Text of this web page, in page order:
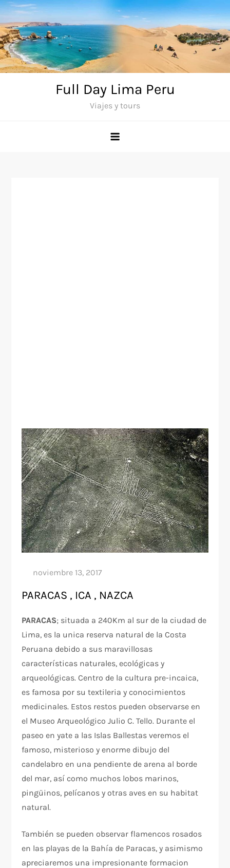
Saltar
al
contenido
Full Day Lima Peru
Viajes y tours
PARACAS , ICA , NAZCA
PARACAS; situada a 240Km al sur de la ciudad de
Lima, es la unica reserva natural de la Costa
Peruana debido a sus maravillosas
características naturales, ecológicas y
arqueológicas. Centro de la cultura pre-incaica,
es famosa por su textileria y conocimientos
medicinales. Estos restos pueden observarse en
el Museo Arqueológico Julio C. Tello. Durante el
paseo en yate a las Islas Ballestas veremos el
famoso, misterioso y enorme dibujo del
candelabro en una pendiente de arena al borde
del mar, así como muchos lobos marinos,
pingüinos, pelícanos y otras aves en su habitat
natural.
También se pueden observar flamencos rosados
en las playas de la Bahía de Paracas, y asimismo
apreciaremos una impresionante formacion